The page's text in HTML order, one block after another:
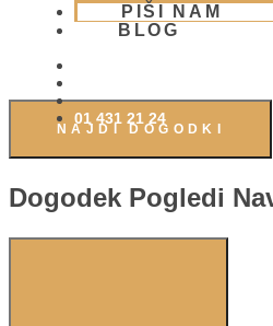
PIŠI NAM
BLOG
01 431 21 24
NAJDI DOGODKI
Dogodek Pogledi